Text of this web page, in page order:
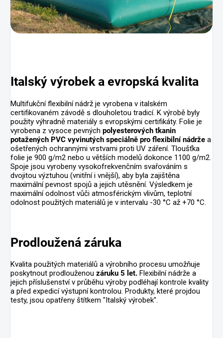
Italský výrobek a evropská kvalita
Multifukční flexibilní nádrž je vyrobena v italském
certifikovaném závodě s dlouholetou tradicí. K výrobě byly
použity výhradně materiály s evropskými certifikáty. Folie je
vyrobena z vysoce pevných polyesterových tkanin
potažených PVC vyvinutých speciálně pro flexibilní nádrže a
ošetřených ochrannými vrstvami proti UV záření. Tloušťka
folie je 900 g/m2 nebo u větších modelů dokonce 1100 g/m2.
Spoje jsou vyrobeny vysokofrekvenčním svařováním s
dvojitou výztuhou (vnitřní i vnější), aby byla zajištěna
maximální pevnost spojů a jejich utěsnění. Výsledkem je
maximální odolnost vůči atmosférickým vlivům, teplotní
odolnost použitých materiálů je v intervalu -30 °C až +70 °C.
Prodloužená záruka
Kvalita použitých materiálů a výrobního procesu umožňuje
poskytnout prodlouženou záruku 5 let. Flexibilní nádrže a
jejich příslušenství v průběhu výroby podléhají kontrole kvality
a před expedicí výstupní kontrolou. Produkty, které projdou
testy, jsou opatřeny štítkem "Italský výrobek".